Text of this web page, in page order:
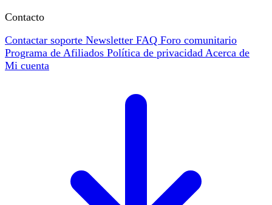
Contacto
Contactar soporte Newsletter FAQ Foro comunitario
Programa de Afiliados Política de privacidad Acerca de
Mi cuenta